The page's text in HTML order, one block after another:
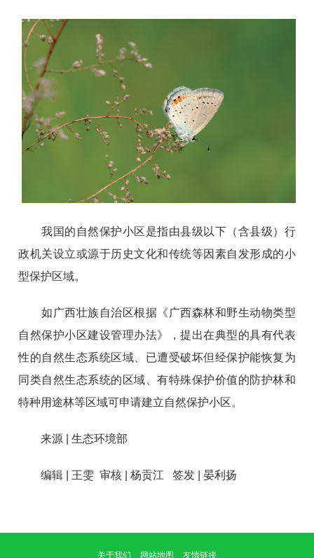
我国的自然保护小区是指由县级以下（含县级）行
政机关设立或源于历史文化和传统等因素自发形成的小
型保护区域。
如广西壮族自治区根据《 广西森林和野生动物类型
自然保护小区建设管理办法》，提出在典型的具有代表
性的自然生态系统区域、已遭受破坏但经保护能恢复为
同类自然生态系统的区域、有特殊保护价值的防护林和
特种用途林等区域可申请建立自然保护小区。
来源 | 生态环境部
编辑 | 王雯 审核 |杨贡江 签发 |晏利扬
关于我们 网站地图 友情链接